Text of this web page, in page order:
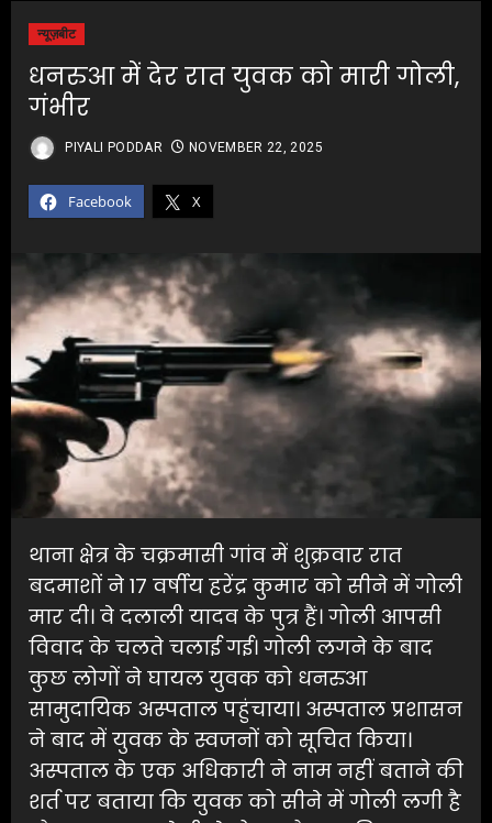
न्यूज़बीट
धनरुआ में देर रात युवक को मारी गोली,
गंभीर
Facebook X
PIYALI PODDAR NOVEMBER 22, 2025
थाना क्षेत्र के चक्रमासी गांव में शुक्रवार रात
बदमाशों ने 17 वर्षीय हरेंद्र कुमार को सीने में गोली
मार दी। वे दलाली यादव के पुत्र हैं। गोली आपसी
विवाद के चलते चलाई गई। गोली लगने के बाद
कुछ लोगों ने घायल युवक को धनरुआ
सामुदायिक अस्पताल पहुंचाया। अस्पताल प्रशासन
ने बाद में युवक के स्वजनों को सूचित किया।
अस्पताल के एक अधिकारी ने नाम नहीं बताने की
शर्त पर बताया कि युवक को सीने में गोली लगी है